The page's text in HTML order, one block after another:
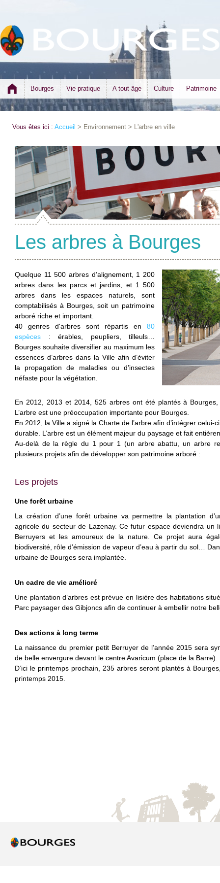
Bourges Vie pratique A tout âge Culture Patrimoine
Vous êtes ici : Accueil > Environnement > L'arbre en ville
Les arbres à Bourges
Quelque 11 500 arbres d’alignement, 1 200
arbres dans les parcs et jardins, et 1 500
arbres dans les espaces naturels, sont
comptabilisés à Bourges, soit un patrimoine
arboré riche et important.
40 genres d'arbres sont répartis en 80
espèces : érables, peupliers, tilleuls…
Bourges souhaite diversifier au maximum les
essences d’arbres dans la Ville afin d’éviter
la propagation de maladies ou d’insectes
néfaste pour la végétation.
En 2012, 2013 et 2014, 525 arbres ont été plantés à
L’arbre est une préoccupation importante pour Bourges.
En 2012, la Ville a signé la Charte de l’arbre afin d’intégrer
durable. L’arbre est un élément majeur du paysage et fait
Au-delà de la règle du 1 pour 1 (un arbre abattu, un arbre
plusieurs projets afin de développer son patrimoine arboré :
Les projets
Une forêt urbaine
La création d’une forêt urbaine va permettre la plantation
agricole du secteur de Lazenay. Ce futur espace deviendra un
Berruyers et les amoureux de la nature. Ce projet aura
biodiversité, rôle d’émission de vapeur d’eau à partir du sol…
urbaine de Bourges sera implantée.
Un cadre de vie amélioré
Une plantation d’arbres est prévue en lisière des habitations
Parc paysager des Gibjoncs afin de continuer à embellir notre
Des actions à long terme
La naissance du premier petit Berruyer de l’année 2015 sera
de belle envergure devant le centre Avaricum (place de la Barre).
D’ici le printemps prochain, 235 arbres seront plantés à
printemps 2015.